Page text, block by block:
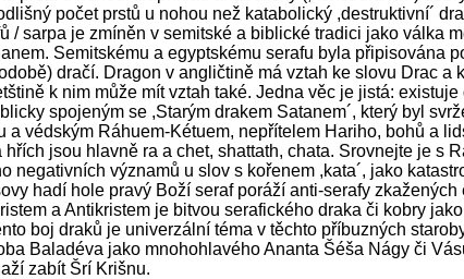
počet prstů u nohou než katabolický ,destruktivní´
/ sarpa je zmíněn v semitské a biblické tradici jako válka
Semitskému a egyptskému serafu byla připisována
dračí. Dragon v angličtině má vztah ke slovu Drac a
k nim může mít vztah také. Jedna věc je jistá:
spojeným se ,Starým drakem Satanem´, který byl
a védským Ráhuem-Kétuem, nepřítelem Hariho, bohů a
jsou hlavně ra a chet, shattath, chata. Srovnejte je s
negativních významů u slov s kořenem ,kata´, jako
hadí hole pravý Boží seraf poráží anti-serafy
a Antikristem je bitvou serafického draka či kobry
boj draků je univerzální téma v těchto příbuzných
Baladéva jako mnohohlavého Ananta Šéša Nágy či
zabít Šrí Krišnu.